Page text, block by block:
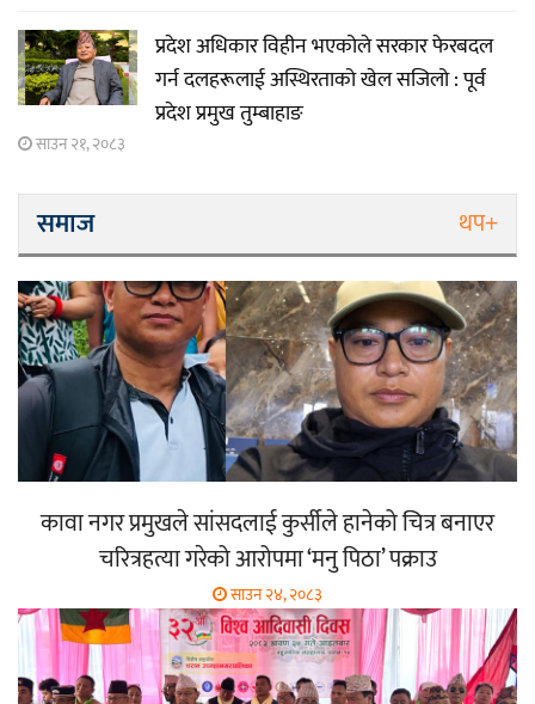
प्रदेश अधिकार विहीन भएकोले सरकार फेरबदल
गर्न दलहरूलाई अस्थिरताको खेल सजिलो : पूर्व
प्रदेश प्रमुख तुम्बाहाङ
साउन २१, २०८३
समाज थप+
कावा नगर प्रमुखले सांसदलाई कुर्सीले हानेको चित्र बनाएर
चरित्रहत्या गरेको आरोपमा ‘मनु पिठा’ पक्राउ
साउन २४, २०८३